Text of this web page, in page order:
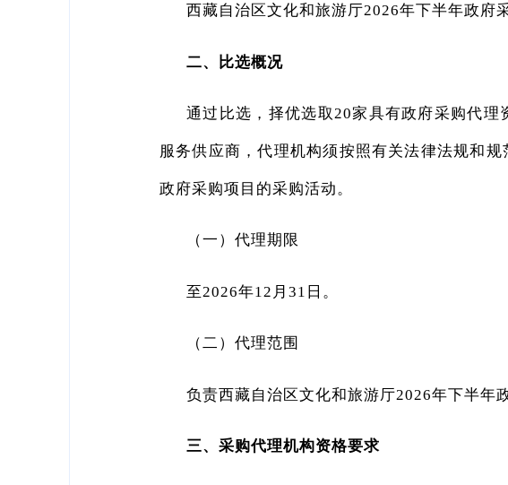
西藏自治区文化和旅游厅2026年下半年政府
二、比选概况
通过比选，择优选取20家具有政府采购代
服务供应商，代理机构须按照有关法律法规和
政府采购项目的采购活动。
（一）代理期限
至2026年12月31日。
（二）代理范围
负责西藏自治区文化和旅游厅2026年下半年
三、采购代理机构资格要求